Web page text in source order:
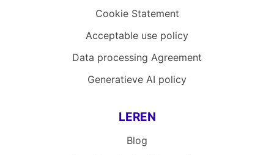
Cookie Statement
Acceptable use policy
Data processing Agreement
Generatieve AI policy
LEREN
Blog